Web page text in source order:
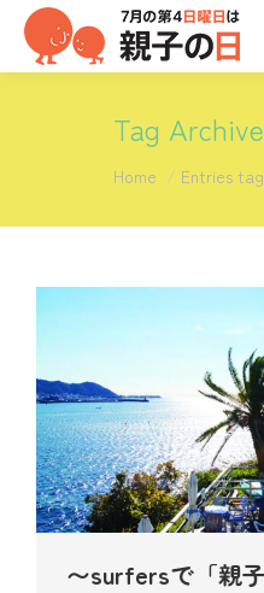
Tag
You are here:
Home Entries
〜surfersで「親